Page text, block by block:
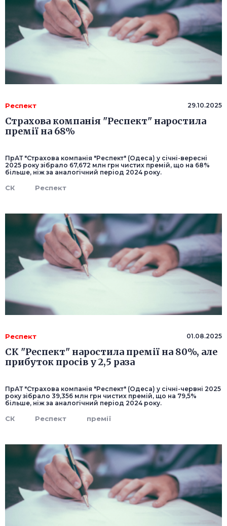
Респект 29.10.2025
Страхова компанія "Респект" наростила
премії на 68%
ПрАТ "Страхова компанія "Респект" (Одеса) у січні-вересні
2025 року зібрало 67,672 млн грн чистих премій, що на 68%
більше, ніж за аналогічний період 2024 року.
СК Респект
Респект 01.08.2025
СК "Респект" наростила премії на 80%, але
прибуток просів у 2,5 раза
ПрАТ "Страхова компанія "Респект" (Одеса) у січні-червні 2025
року зібрало 39,356 млн грн чистих премій, що на 79,5%
більше, ніж за аналогічний період 2024 року.
СК Респект премії